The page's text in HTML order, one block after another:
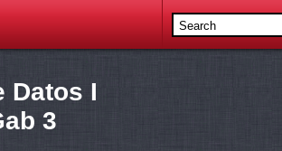
Datos I
3